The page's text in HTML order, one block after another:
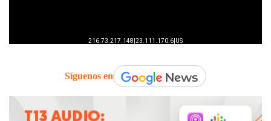
Síguenos en